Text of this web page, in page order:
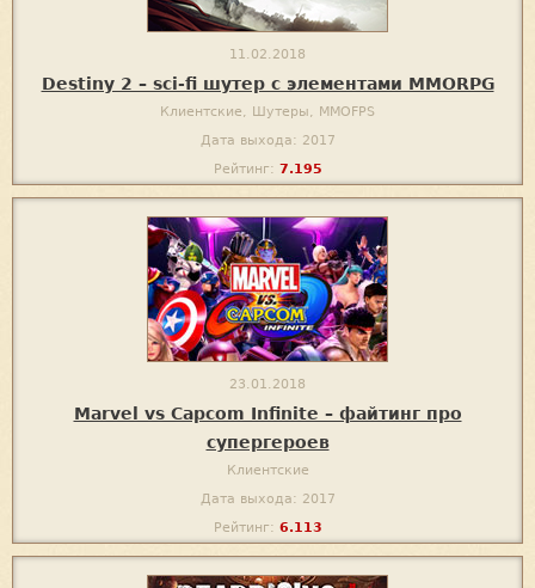
11.02.2018
Destiny 2 – sci-fi шутер с элементами MMORPG
Клиентские, Шутеры, MMOFPS
Дата выхода: 2017
Рейтинг: 7.195
23.01.2018
Marvel vs Capcom Infinite – файтинг про
супергероев
Клиентские
Дата выхода: 2017
Рейтинг: 6.113